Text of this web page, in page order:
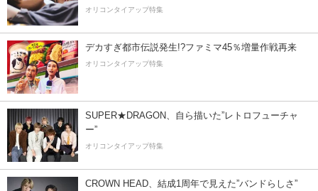
オリコンタイアップ特集
デカすぎ都市伝説発生!?ファミマ45％増量作戦再来
オリコンタイアップ特集
SUPER★DRAGON、自ら描いた”レトロフューチャ
ー”
オリコンタイアップ特集
CROWN HEAD、結成1周年で見えた”バンドらしさ”